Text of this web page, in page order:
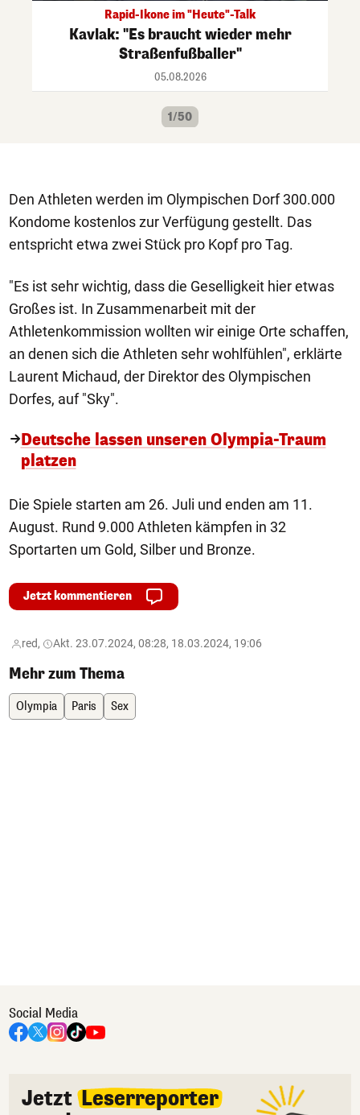
Rapid-Ikone im "Heute"-Talk
Kavlak: "Es braucht wieder mehr
Straßenfußballer"
05.08.2026
1/50
Den Athleten werden im Olympischen Dorf 300.000
Kondome kostenlos zur Verfügung gestellt. Das
entspricht etwa zwei Stück pro Kopf pro Tag.
"Es ist sehr wichtig, dass die Geselligkeit hier etwas
Großes ist. In Zusammenarbeit mit der
Athletenkommission wollten wir einige Orte schaffen,
an denen sich die Athleten sehr wohlfühlen", erklärte
Laurent Michaud, der Direktor des Olympischen
Dorfes, auf "Sky".
Deutsche lassen unseren Olympia-Traum
platzen
Die Spiele starten am 26. Juli und enden am 11.
August. Rund 9.000 Athleten kämpfen in 32
Sportarten um Gold, Silber und Bronze.
Jetzt kommentieren
red, Akt. 23.07.2024, 08:28, 18.03.2024, 19:06
Mehr zum Thema
Olympia Paris Sex
Social Media
Jetzt Leserreporter